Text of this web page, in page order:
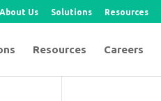
About Us Solutions Resources
Resources Careers